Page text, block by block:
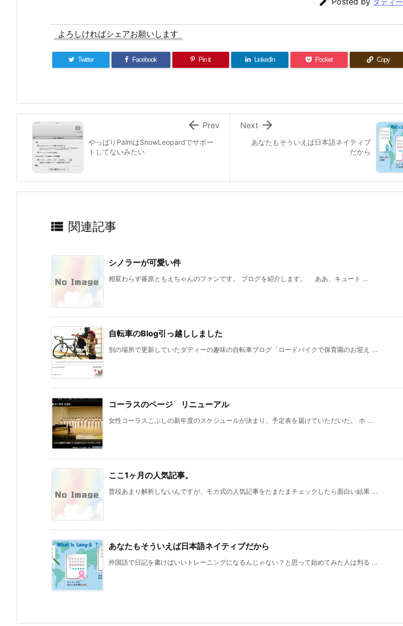
よろしければシェアお願いします
Twitter Facebook Pin it LinkedIn Pocket Copy
あなたもそういえば日本語ネイティブ
だから

Next
やっぱりPalmはSnowLeopardでサポー
トしてないみたい
 Prev
 関連記事
シノラーが可愛い件
相変わらず篠原ともえちゃんのファンです。 ブログを紹介します。 ああ、キュート ...
自転車のBlog引っ越ししました
別の場所で更新していたダディーの趣味の自転車ブログ「ロードバイクで保育園のお迎え ...
コーラスのページ リニューアル
女性コーラスこぶしの新年度のスケジュールが決まり、予定表を届けていただいた。 ホ ...
ここ1ヶ月の人気記事。
普段あまり解析しないんですが、モカ式の人気記事をたまたまチェックしたら面白い結果 ...
あなたもそういえば日本語ネイティブだから
外国語で日記を書けばいいトレーニングになるんじゃない？と思って始めてみた人は判る ...